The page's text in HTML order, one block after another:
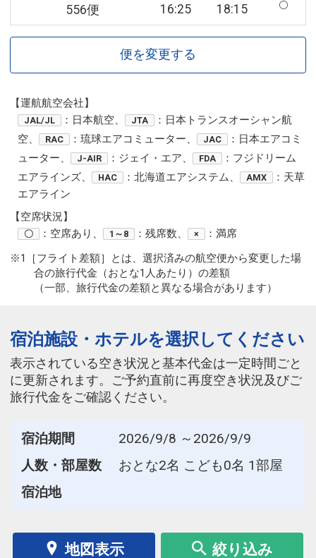
556便
16:25
18:15
便を変更する
【運航航空会社】
JAL/JL ：日本航空、 JTA
：日本トランスオーシャン航
空、
RAC ：琉球エアコミューター、 JAC
：日本エアコミ
ューター、
J-AIR ：ジェイ・エア、 FDA
：フジドリーム
エアラインズ、
HAC ：北海道エアシステム、 AMX
：天草
エアライン
【空席状況】
〇 ：空席あり、 1～8 ：残席数、 ×
：満席
※1［フライト差額］とは、選択済みの航空便から変更した場
合の旅行代金（おとな1人あたり）の差額
（一部、旅行代金の差額と異なる場合があります）
宿泊施設・ホテルを選択してください
表示されている空き状況と基本代金は一定時間ごと
に更新されます。ご予約直前に再度空き状況及びご
旅行代金をご確認ください。
宿泊期間
2026/9/8 ～2026/9/9
人数・部屋数
おとな2名 こども0名 1部屋
宿泊地
地図表示 絞り込み